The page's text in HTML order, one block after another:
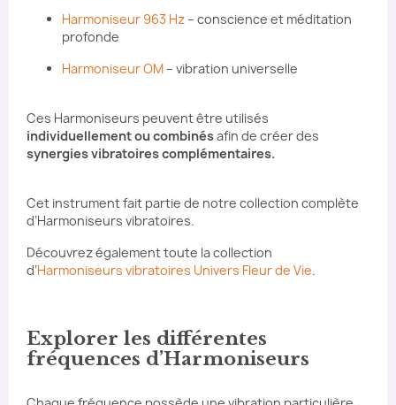
Harmoniseur 963 Hz – conscience et méditation
profonde
Harmoniseur OM – vibration universelle
Ces Harmoniseurs peuvent être utilisés
individuellement ou combinésafin de créer des
synergies vibratoires complémentaires.
Cet instrument fait partie de notre collection complète
d’Harmoniseurs vibratoires.
Découvrez également toute la collection
d’Harmoniseurs vibratoires Univers Fleur de Vie.
Explorer les différentes
fréquences d’Harmoniseurs